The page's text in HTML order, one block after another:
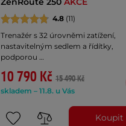
4.8 (11)
Trenažér s 32 úrovněmi zatížení,
nastavitelným sedlem a řídítky,
podporou …
10 790 Kč 15 490 Kč
skladem – 11.8. u Vás
Koupit